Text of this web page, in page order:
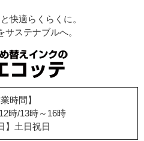
快適らくらくに。
サステナブルへ。
業時間】
時/13時～16時
】土日祝日